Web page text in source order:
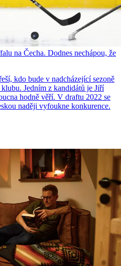
na Čecha. Dodnes nechápou, že
kdo bude v nadcházející sezoně
Jedním z kandidátů je Jiří
hodně věří. V draftu 2022 se
naději vyfoukne konkurence.